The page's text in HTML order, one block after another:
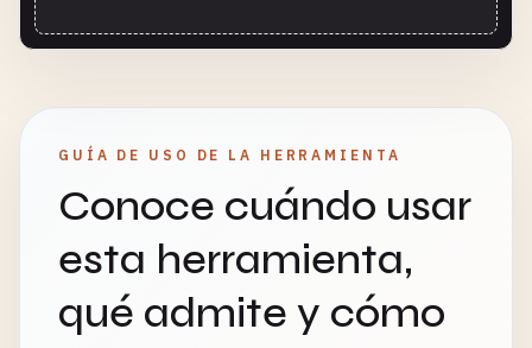
GUÍA DE USO DE LA HERRAMIENTA
Conoce cuándo usar
esta herramienta,
qué admite y cómo